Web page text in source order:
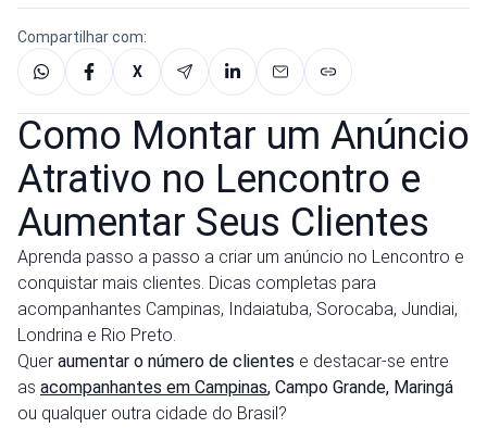
Compartilhar com:
X
Como Montar um Anúncio
Atrativo no Lencontro e
Aumentar Seus Clientes
Aprenda passo a passo a criar um anúncio no Lencontro e
conquistar mais clientes. Dicas completas para
acompanhantes Campinas, Indaiatuba, Sorocaba, Jundiai,
Londrina e Rio Preto.
Quer aumentar o número de clientes e destacar-se entre
as acompanhantes em Campinas, Campo Grande, Maringá
ou qualquer outra cidade do Brasil?